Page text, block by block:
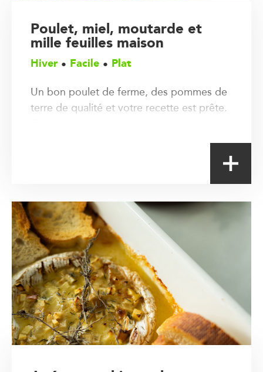
Poulet, miel, moutarde et
mille feuilles maison
Hiver Facile Plat
Un bon poulet de ferme, des pommes de
terre de qualité et votre recette est prête.